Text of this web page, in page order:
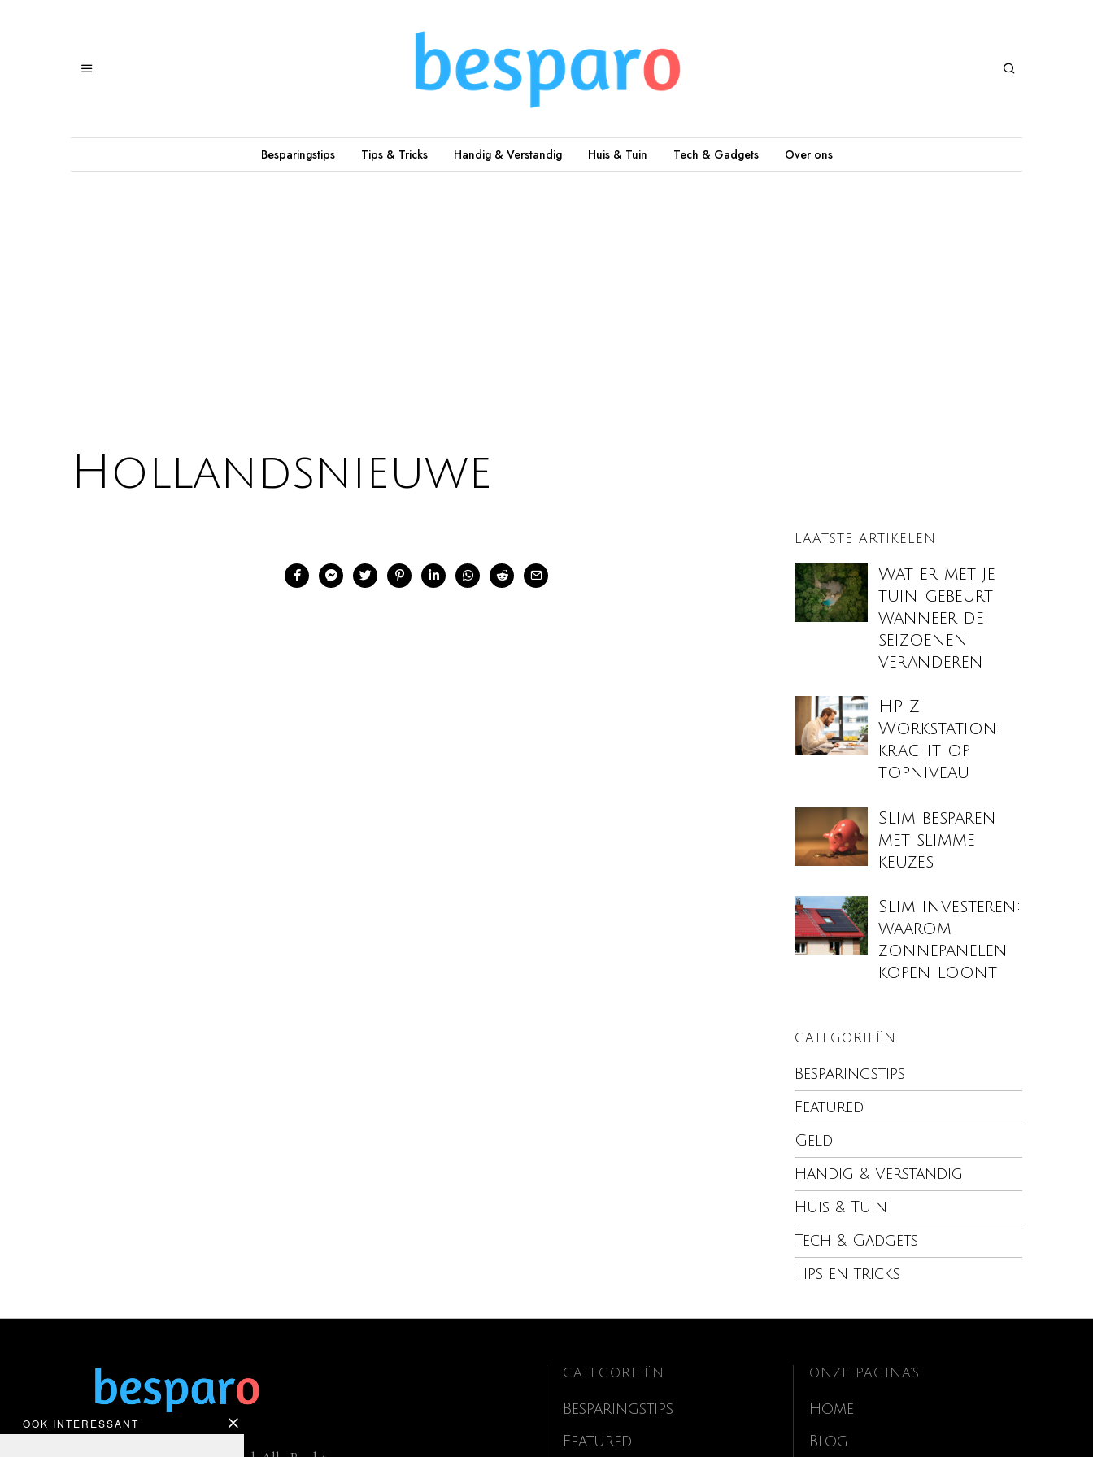
Besparingstips Tips & Tricks Handig & Verstandig Huis & Tuin Tech & Gadgets Over ons
Hollandsnieuwe
LAATSTE ARTIKELEN
Wat er met je
tuin gebeurt
wanneer de
seizoenen
veranderen
HP Z
Workstation:
kracht op
topniveau
Slim besparen
met slimme
keuzes
Slim investeren:
waarom
zonnepanelen
kopen loont
CATEGORIEËN
Besparingstips
Featured
Geld
Handig & Verstandig
Huis & Tuin
Tech & Gadgets
Tips en tricks
OOK INTERESSANT
CATEGORIEËN
Besparingstips
Featured
ONZE PAGINA’S
Home
Blog